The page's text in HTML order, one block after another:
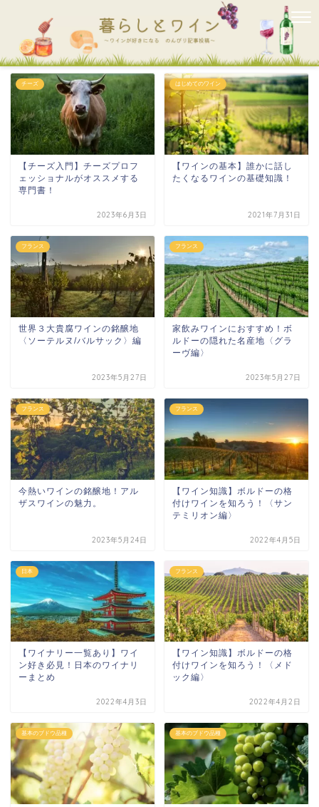
チーズ
【チーズ入門】チーズプロフ
ェッショナルがオススメする
専門書！
2023年6月3日
はじめてのワイン
【ワインの基本】誰かに話し
たくなるワインの基礎知識！
2021年7月31日
フランス
世界３大貴腐ワインの銘醸地
〈ソーテルヌ/バルサック〉編
2023年5月27日
フランス
家飲みワインにおすすめ！ボ
ルドーの隠れた名産地〈グラ
ーヴ編〉
2023年5月27日
フランス
今熱いワインの銘醸地！アル
ザスワインの魅力。
2023年5月24日
フランス
【ワイン知識】ボルドーの格
付けワインを知ろう！〈サン
テミリオン編〉
2022年4月5日
日本
【ワイナリー一覧あり】ワイ
ン好き必見！日本のワイナリ
ーまとめ
2022年4月3日
フランス
【ワイン知識】ボルドーの格
付けワインを知ろう！〈メド
ック編〉
2022年4月2日
基本のブドウ品種 基本のブドウ品種